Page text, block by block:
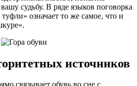
судьбу. В ряде языков поговорка
означает то же самое, что и
источников